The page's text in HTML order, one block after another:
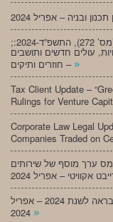
;מעו”דכן מיסים – חוק לתיקון פקודת מס הכנסה (מס’ 272), התשפ”ד-2024:
עולים חדשים ותושבים
חוזרים ותיקים – »
Tax Client Update –
Rulings for Venture
Corporate Law Legal
Companies Traded on
ערך מוסף של שירותים
מעו”דכן יחסי עבודה – הקפאה והפחתה של דמי הבראה לשנת 2024 – אפריל
»